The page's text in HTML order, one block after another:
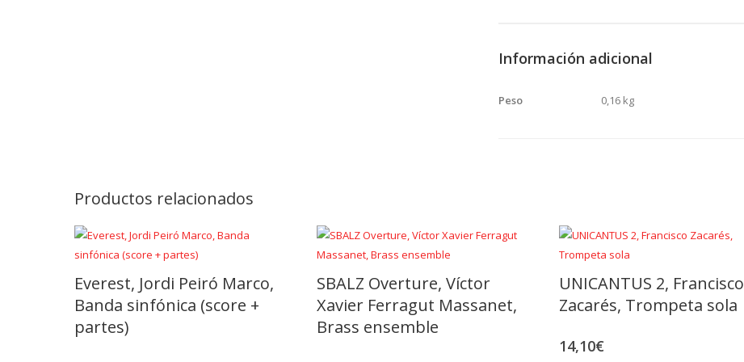
Información adicional
Peso 0,16 kg
Productos relacionados
Everest, Jordi Peiró Marco,
Banda sinfónica (score +
partes)
SBALZ Overture, Víctor
Xavier Ferragut Massanet,
Brass ensemble
UNICANTUS 2, Francisco
Zacarés, Trompeta sola
14,10€